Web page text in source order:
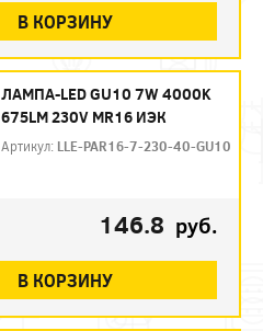
В КОРЗИНУ
ЛАМПА-LED GU10 7W 4000K
675LM 230V MR16 ИЭК
Артикул: LLE-PAR16-7-230-40-GU10
146.8 руб.
В КОРЗИНУ